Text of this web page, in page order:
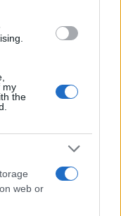
my
the
web or
un anno il